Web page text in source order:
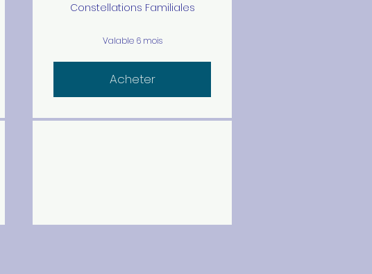
Constellations Familiales
Valable 6 mois
Acheter